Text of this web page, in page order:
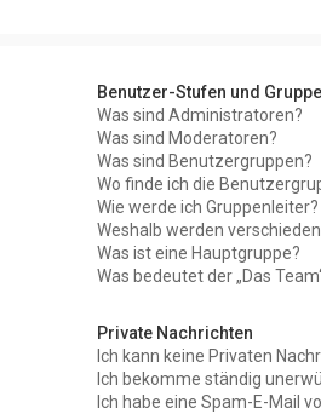
Benutzer-Stufen und
Was sind Administratoren?
Was sind Moderatoren?
Was sind Benutzergruppen?
Wo finde ich die
Wie werde ich Gruppenleiter?
Weshalb werden
Was ist eine Hauptgruppe?
Was bedeutet der „Das
Private Nachrichten
Ich kann keine Privaten
Ich bekomme ständig
Ich habe eine Spam-E-Mail